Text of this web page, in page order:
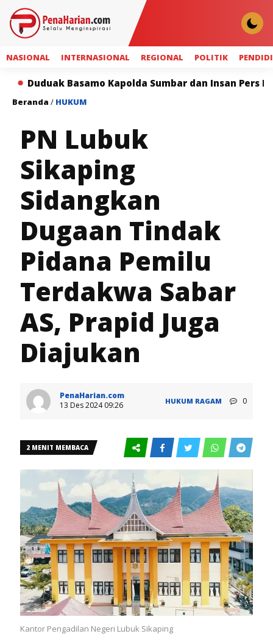
NASIONAL INTERNASIONAL REGIONAL POLITIK
Kapolda Sumbar dan Insan Pers Perkuat
Beranda / HUKUM
PN Lubuk
Sikaping
Sidangkan
Dugaan Tindak
Pidana Pemilu
Terdakwa Sabar
AS, Prapid Juga
Diajukan
PenaHarian.com
13 Des 2024 09:26
HUKUM RAGAM 0
2 MENIT MEMBACA
Kantor Pengadilan Negeri Lubuk Sikaping